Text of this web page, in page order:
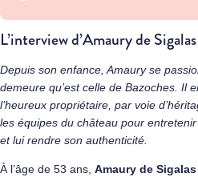
L’interview d’Amaury de Sigalas
Depuis son enfance, Amaury se
demeure qu’est celle de Bazoches. Il
l’heureux propriétaire, par voie
les équipes du château pour
et lui rendre son authenticité.
À l’âge de 53 ans, Amaury de Sigalas